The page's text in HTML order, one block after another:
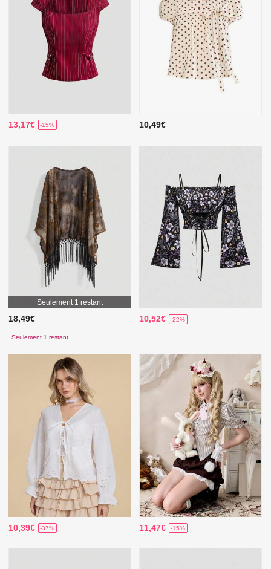
13,17€ -15% 10,49€
Seulement 1 restant
18,49€
Seulement 1 restant
10,52€ -22%
10,39€ -37% 11,47€ -15%